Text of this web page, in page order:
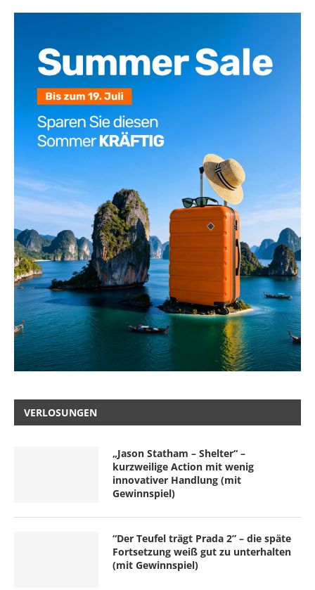
VERLOSUNGEN
„Jason Statham – Shelter“ –
kurzweilige Action mit wenig
innovativer Handlung (mit
Gewinnspiel)
“Der Teufel trägt Prada 2” – die späte
Fortsetzung weiß gut zu unterhalten
(mit Gewinnspiel)